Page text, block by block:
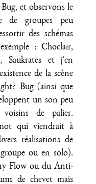
et observons le
de groupes peu
des schémas
: Choclair,
Saukrates et j'en
de la scène
Bug (ainsi que
un son peu
de palier.
qui viendrait à
réalisations de
ou en solo).
Flow ou du Anti-
de chevet mais